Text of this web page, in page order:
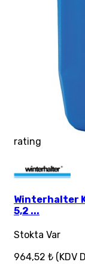
rating
Winterhalter
5,2 ...
Stokta Var
964,52 ₺ (KDV